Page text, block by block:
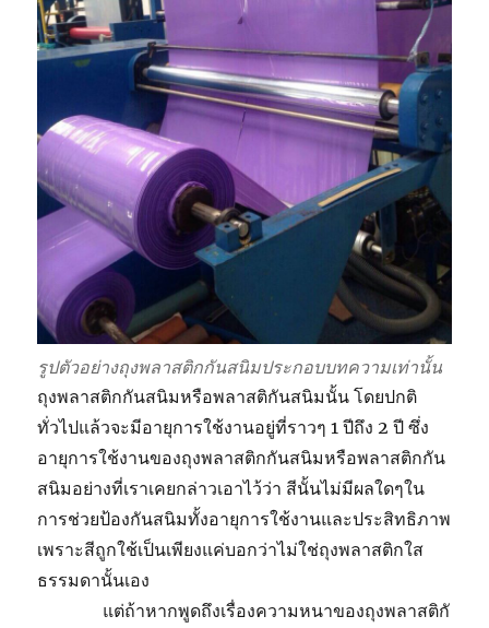
รูปตัวอย่างถุงพลาสติกกันสนิมประกอบบทความเท่านั้น
ถุงพลาสติกกันสนิมหรือพลาสติกันสนิมนั้น โดยปกติ
ทั่วไปแล้วจะมีอายุการใช้งานอยู่ที่ราวๆ 1 ปีถึง 2 ปี ซึ่ง
อายุการใช้งานของถุงพลาสติกกันสนิมหรือพลาสติกกัน
สนิมอย่างที่เราเคยกล่าวเอาไว้ว่า สีนั้นไม่มีผลใดๆใน
การช่วยป้องกันสนิมทั้งอายุการใช้งานและประสิทธิภาพ
เพราะสีถูกใช้เป็นเพียงแค่บอกว่าไม่ใช่ถุงพลาสติกใส
ธรรมดานั้นเอง
แต่ถ้าหากพูดถึงเรื่องความหนาของถุงพลาสติกั